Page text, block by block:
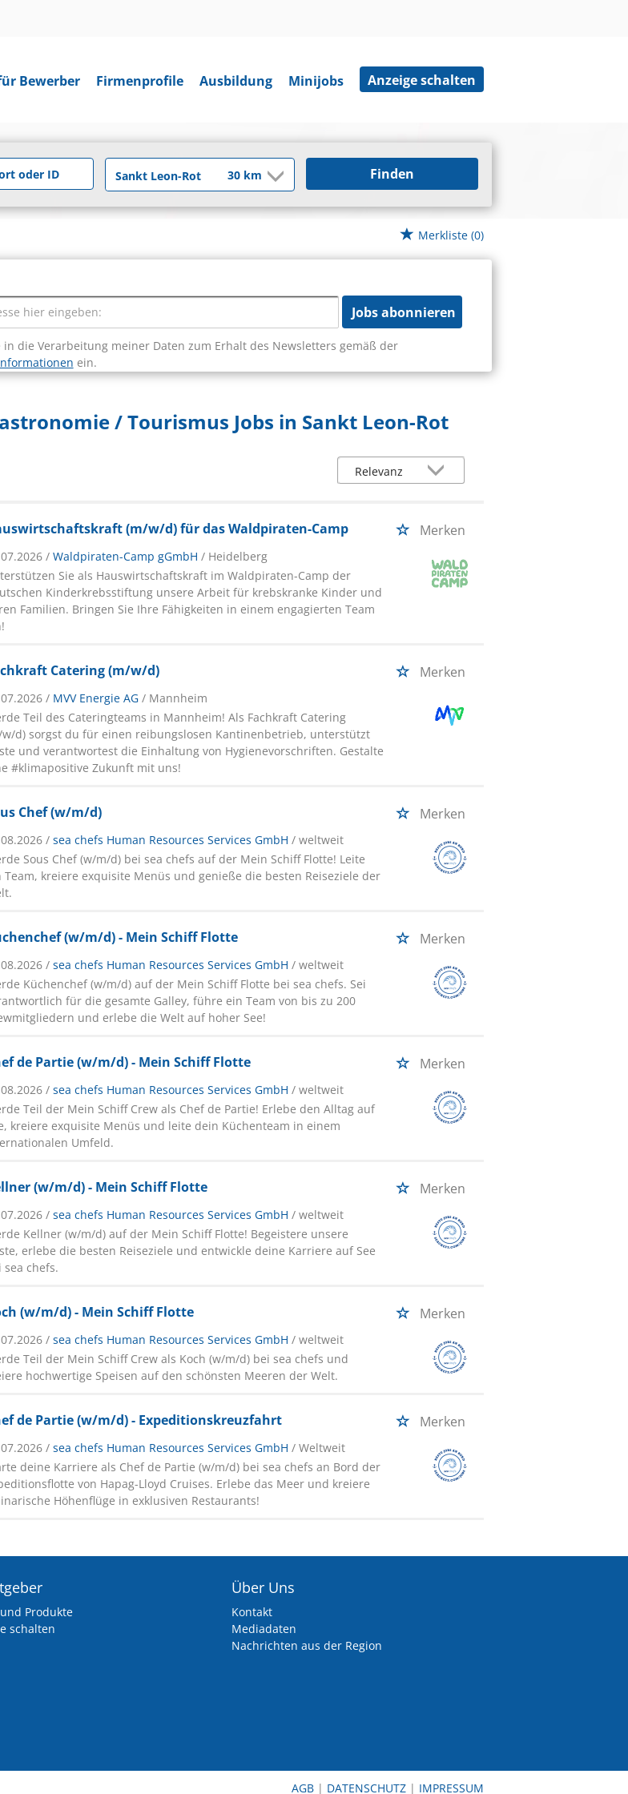
Bewerber Firmenprofile Ausbildung Minijobs Anzeige schalten
Finden
Merkliste (0)
Jobs abonnieren
in die Verarbeitung meiner Daten zum Erhalt des Newsletters gemäß der
ein.
/ Tourismus Jobs in Sankt Leon-Rot
(m/w/d) für das Waldpiraten-Camp Merken
/Waldpiraten-Camp gGmbH / Heidelberg
Sie als Hauswirtschaftskraft im Waldpiraten-Camp der
Kinderkrebsstiftung unsere Arbeit für krebskranke Kinder und
Familien. Bringen Sie Ihre Fähigkeiten in einem engagierten Team
Catering (m/w/d) Merken
/ MVV Energie AG / Mannheim
Teil des Cateringteams in Mannheim! Als Fachkraft Catering
w/d) sorgst du für einen reibungslosen Kantinenbetrieb, unterstützt
und verantwortest die Einhaltung von Hygienevorschriften. Gestalte
#klimapositive Zukunft mit uns!
Chef (w/m/d) Merken
/sea chefs Human Resources Services GmbH / weltweit
Sous Chef (w/m/d) bei sea chefs auf der Mein Schiff Flotte! Leite
Team, kreiere exquisite Menüs und genieße die besten Reiseziele der
(w/m/d) - Mein Schiff Flotte Merken
/sea chefs Human Resources Services GmbH / weltweit
Küchenchef (w/m/d) auf der Mein Schiff Flotte bei sea chefs. Sei
für die gesamte Galley, führe ein Team von bis zu 200
und erlebe die Welt auf hoher See!
de Partie (w/m/d) - Mein Schiff Flotte Merken
/sea chefs Human Resources Services GmbH / weltweit
Teil der Mein Schiff Crew als Chef de Partie! Erlebe den Alltag auf
kreiere exquisite Menüs und leite dein Küchenteam in einem
Umfeld.
(w/m/d) - Mein Schiff Flotte Merken
/sea chefs Human Resources Services GmbH / weltweit
Kellner (w/m/d) auf der Mein Schiff Flotte! Begeistere unsere
erlebe die besten Reiseziele und entwickle deine Karriere auf See
sea chefs.
(w/m/d) - Mein Schiff Flotte Merken
/sea chefs Human Resources Services GmbH / weltweit
Teil der Mein Schiff Crew als Koch (w/m/d) bei sea chefs und
hochwertige Speisen auf den schönsten Meeren der Welt.
de Partie (w/m/d) - Expeditionskreuzfahrt Merken
/sea chefs Human Resources Services GmbH / Weltweit
deine Karriere als Chef de Partie (w/m/d) bei sea chefs an Bord der
von Hapag-Lloyd Cruises. Erlebe das Meer und kreiere
Höhenflüge in exklusiven Restaurants!
Produkte
schalten
Über Uns
Kontakt
Mediadaten
Nachrichten aus der Region
AGB | DATENSCHUTZ | IMPRESSUM